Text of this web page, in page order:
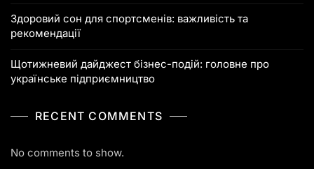
Здоровий сон для спортсменів: важливість та
рекомендації
Щотижневий дайджест бізнес-подій: головне про
українське підприємництво
RECENT COMMENTS
No comments to show.